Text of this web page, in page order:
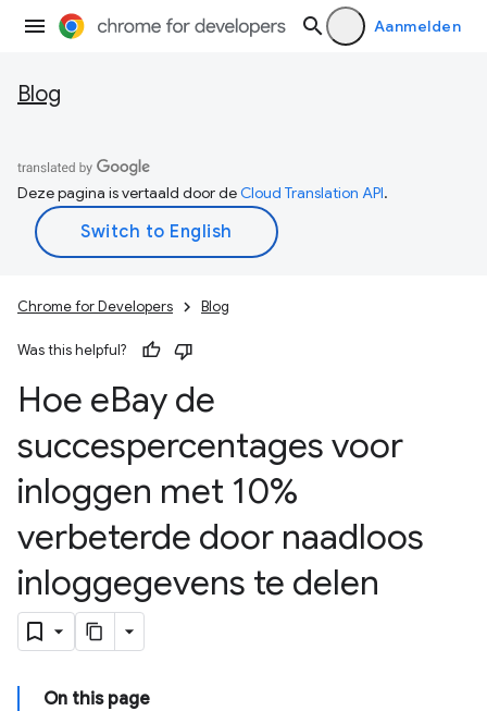
Aanmelden
Blog
Deze pagina is vertaald door deCloud Translation API.
Chrome for Developers Blog
Was this helpful?
Hoe eBay de
succespercentages voor
inloggen met 10%
verbeterde door naadloos
inloggegevens te delen
On this page